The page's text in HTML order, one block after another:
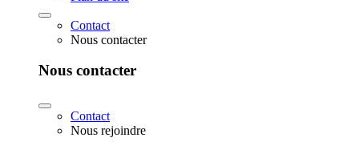
Contact
Nous contacter
Nous contacter
Contact
Nous rejoindre